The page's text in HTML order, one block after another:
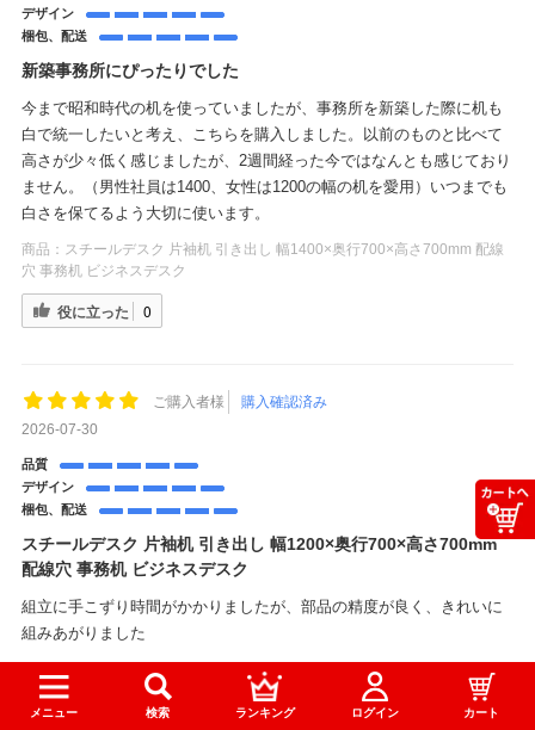
デザイン
梱包、配送
新築事務所にぴったりでした
今まで昭和時代の机を使っていましたが、事務所を新築した際に机も
白で統一したいと考え、こちらを購入しました。以前のものと比べて
高さが少々低く感じましたが、2週間経った今ではなんとも感じており
ません。（男性社員は1400、女性は1200の幅の机を愛用）いつまでも
白さを保てるよう大切に使います。
商品： スチールデスク 片袖机 引き出し 幅1400×奥行700×高さ700mm 配線
穴 事務机 ビジネスデスク
役に立った 0
ご購入者様
購入確認済み
2026-07-30
品質
デザイン
梱包、配送
スチールデスク 片袖机 引き出し 幅1200×奥行700×高さ700mm
配線穴 事務机 ビジネスデスク
組立に手こずり時間がかかりましたが、部品の精度が良く、きれいに
組みあがりました
メニュー 検索 ランキング ログイン カート